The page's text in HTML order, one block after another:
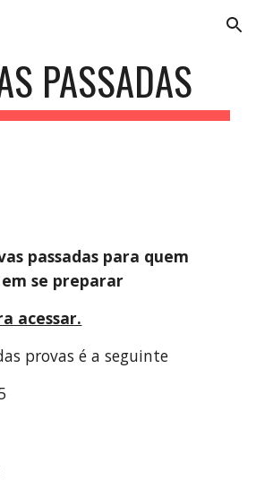
Skip to navigation
PASSADAS
passadas para quem
se preparar
acessar.
provas é a seguinte